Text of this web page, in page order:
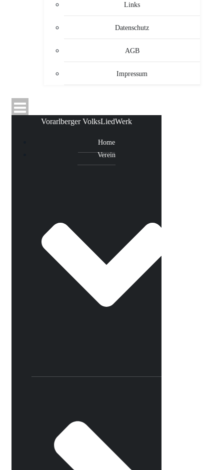
Links
Datenschutz
AGB
Impressum
Vorarlberger VolksLiedWerk
Home
Verein